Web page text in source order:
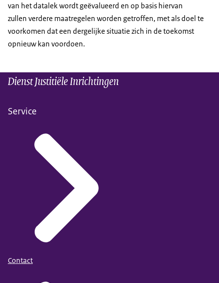
van het datalek wordt geëvalueerd en op basis hiervan
zullen verdere maatregelen worden getroffen, met als doel te
voorkomen dat een dergelijke situatie zich in de toekomst
opnieuw kan voordoen.
Dienst Justitiële Inrichtingen
Service
Contact